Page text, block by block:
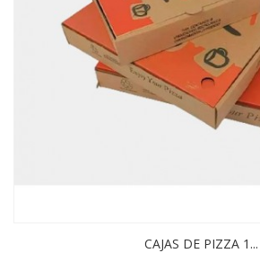
CAJAS DE PIZZA 1...